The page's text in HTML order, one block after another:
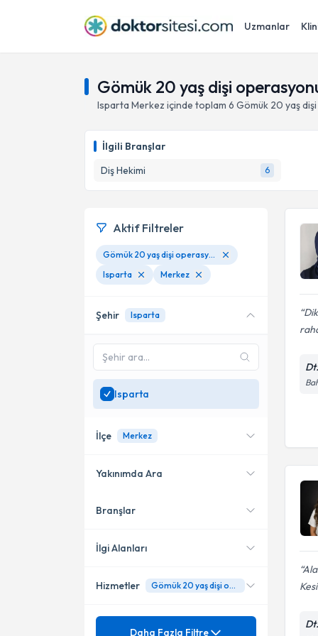
Uzmanlar
Gömük 20 yaş dişi
Isparta Merkez içinde toplam 6 Gömük 20 yaş
İlgili Branşlar
Diş Hekimi
6
Aktif Filtreler
Gömük 20 yaş dişi operasyonu
Isparta
Merkez
Şehir Isparta
Isparta
İlçe Merkez
Merkez
Yakınımda Ara
Konumuma yakın uzmanları
Branşlar
Diş Hekimi
İlgi Alanları
20 Lik Diş Çekimi
Hizmetler Gömük 20 yaş dişi operasyonu
Mezuniyet
Daha Fazla Filtre